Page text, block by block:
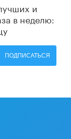
и
в неделю:
ПОДПИСАТЬСЯ